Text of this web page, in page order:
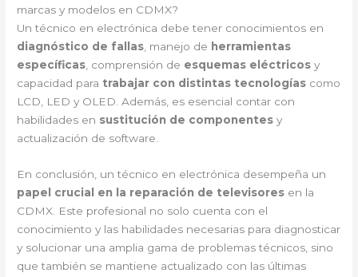
marcas y modelos en CDMX?
Un técnico en electrónica debe tener conocimientos en
diagnóstico de fallas, manejo de herramientas
específicas, comprensión de esquemas eléctricos y
capacidad para trabajar con distintas tecnologías como
LCD, LED y OLED. Además, es esencial contar con
habilidades en sustitución de componentes y
actualización de software.
En conclusión, un técnico en electrónica desempeña un
papel crucial en la reparación de televisores en la
CDMX. Este profesional no solo cuenta con el
conocimiento y las habilidades necesarias para diagnosticar
y solucionar una amplia gama de problemas técnicos, sino
que también se mantiene actualizado con las últimas